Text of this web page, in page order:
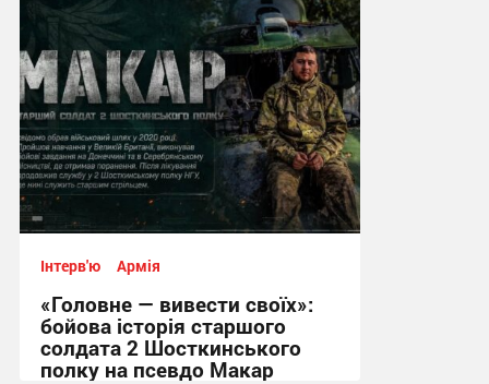
Інтерв'ю Армія
«Головне — вивести своїх»:
бойова історія старшого
солдата 2 Шосткинського
полку на псевдо Макар